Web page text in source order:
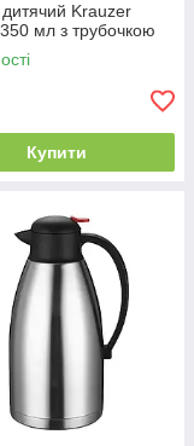
Krauzer
мл з трубочкою
Купити